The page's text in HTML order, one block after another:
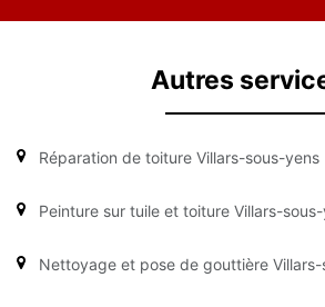
Autres
Réparation de toiture Villars-sous-yens
Peinture sur tuile et toiture Villars-
Nettoyage et pose de gouttière